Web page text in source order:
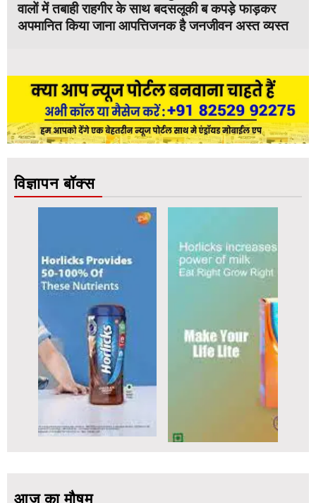
वालों में तबाही राहगीर के साथ बदसलूकी ब कपड़े फाड़कर
अपमानित किया जाना आपत्तिजनक है जनजीवन अस्त व्यस्त
विज्ञापन बॉक्स
आज का मौषम